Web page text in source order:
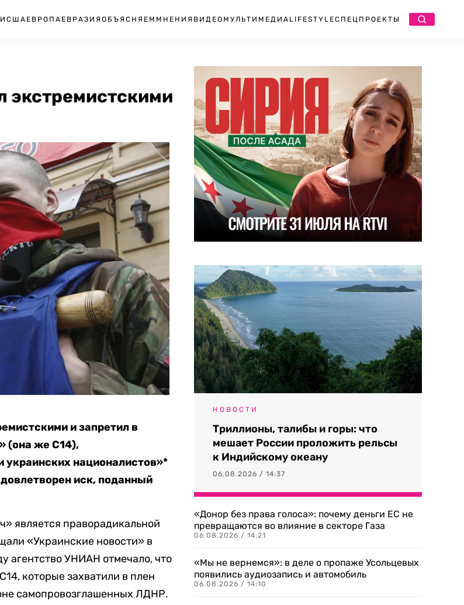
США ЕВРОПА ЕВРАЗИЯ ОБЪЯСНЯЕМ МНЕНИЯ ВИДЕО МУЛЬТИМЕДИА LIFESTYLEСПЕЦПРОЕКТЫ
экстремистскими
и запретил в
(она же С14),
националистов»*
иск, поданный
является праворадикальной
«Украинские новости» в
агентство УНИАН отмечало, что
которые захватили в плен
самопровозглашенных ЛДНР.
НОВОСТИ
Триллионы, талибы и горы: что
мешает России проложить рельсы
к Индийскому океану
06.08.2026 / 14:37
«Донор без права голоса»: почему деньги ЕС не
превращаются во влияние в секторе Газа
06.08.2026 / 14:21
«Мы не вернемся»: в деле о пропаже Усольцевых
появились аудиозапись и автомобиль
06.08.2026 / 14:10